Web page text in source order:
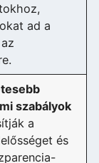
ad a
szabályok
a
és